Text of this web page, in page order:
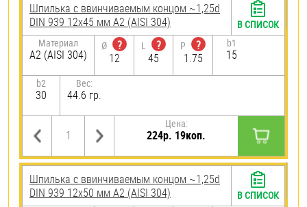
Шпилька c ввинчиваемым концом ~1,25d
DIN 939 12х45 мм А2 (AISI 304)
Материал
А2 (AISI 304)
Ø
?
12
L
?
45
P
?
1.75
b1
15
b2
30
Вес:
44.6 гр.
Цена:
224р. 19коп.
В СПИСОК
Шпилька c ввинчиваемым концом ~1,25d
DIN 939 12х50 мм А2 (AISI 304)
В СПИСОК